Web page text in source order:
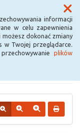
informacji
w celu zapewnienia
możesz dokonać zmiany
w Twojej przeglądarce.
plików
Menu